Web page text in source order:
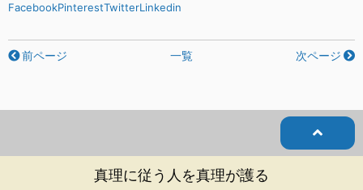
FacebookPinterestTwitterLinkedin
前ページ 一覧 次ページ
真理に従う人を真理が護る